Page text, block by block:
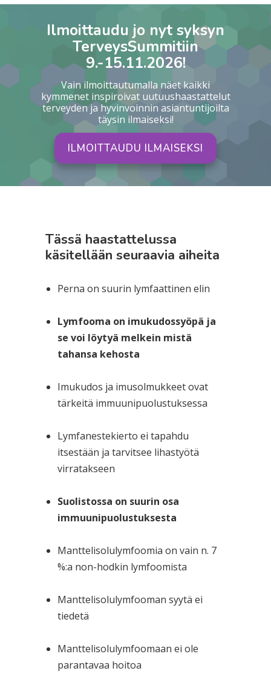
Ilmoittaudu jo nyt syksyn
TerveysSummitiin
9.-15.11.2026!
Vain ilmoittautumalla näet kaikki
kymmenet inspiroivat uutuushaastattelut
terveyden ja hyvinvoinnin asiantuntijoilta
täysin ilmaiseksi!
ILMOITTAUDU ILMAISEKSI
Tässä haastattelussa
käsitellään seuraavia aiheita
Perna on suurin lymfaattinen elin
Lymfooma on imukudossyöpä ja
se voi löytyä melkein mistä
tahansa kehosta
Imukudos ja imusolmukkeet ovat
tärkeitä immuunipuolustuksessa
Lymfanestekierto ei tapahdu
itsestään ja tarvitsee lihastyötä
virratakseen
Suolistossa on suurin osa
immuunipuolustuksesta
Manttelisolulymfoomia on vain n. 7
%:a non-hodkin lymfoomista
Manttelisolulymfooman syytä ei
tiedetä
Manttelisolulymfoomaan ei ole
parantavaa hoitoa